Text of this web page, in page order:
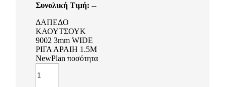
Συνολική Τιμή: --
ΔΑΠΕΔΟ
ΚΑΟΥΤΣΟΥΚ
9002 3mm WIDE
ΡΙΓΑ ΑΡΑΙΗ 1.5Μ
NewPlan ποσότητα